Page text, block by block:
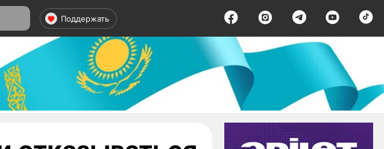
Поддержать